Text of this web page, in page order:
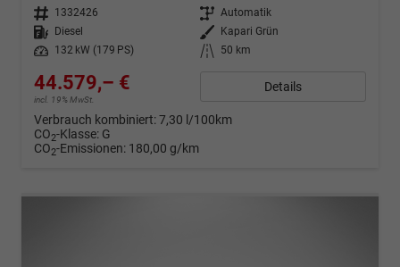
Fahrzeugnr. 1332426 Getriebe Automatik
Kraftstoff
Diesel Außenfarbe
Kapari Grün
Leistung
132 kW (179 PS) Kilometerstand 50 km
44.579,– €
incl. 19% MwSt.
Details
Verbrauch kombiniert:7,30 l/100km
CO2-Klasse: G
CO2-Emissionen: 180,00 g/km